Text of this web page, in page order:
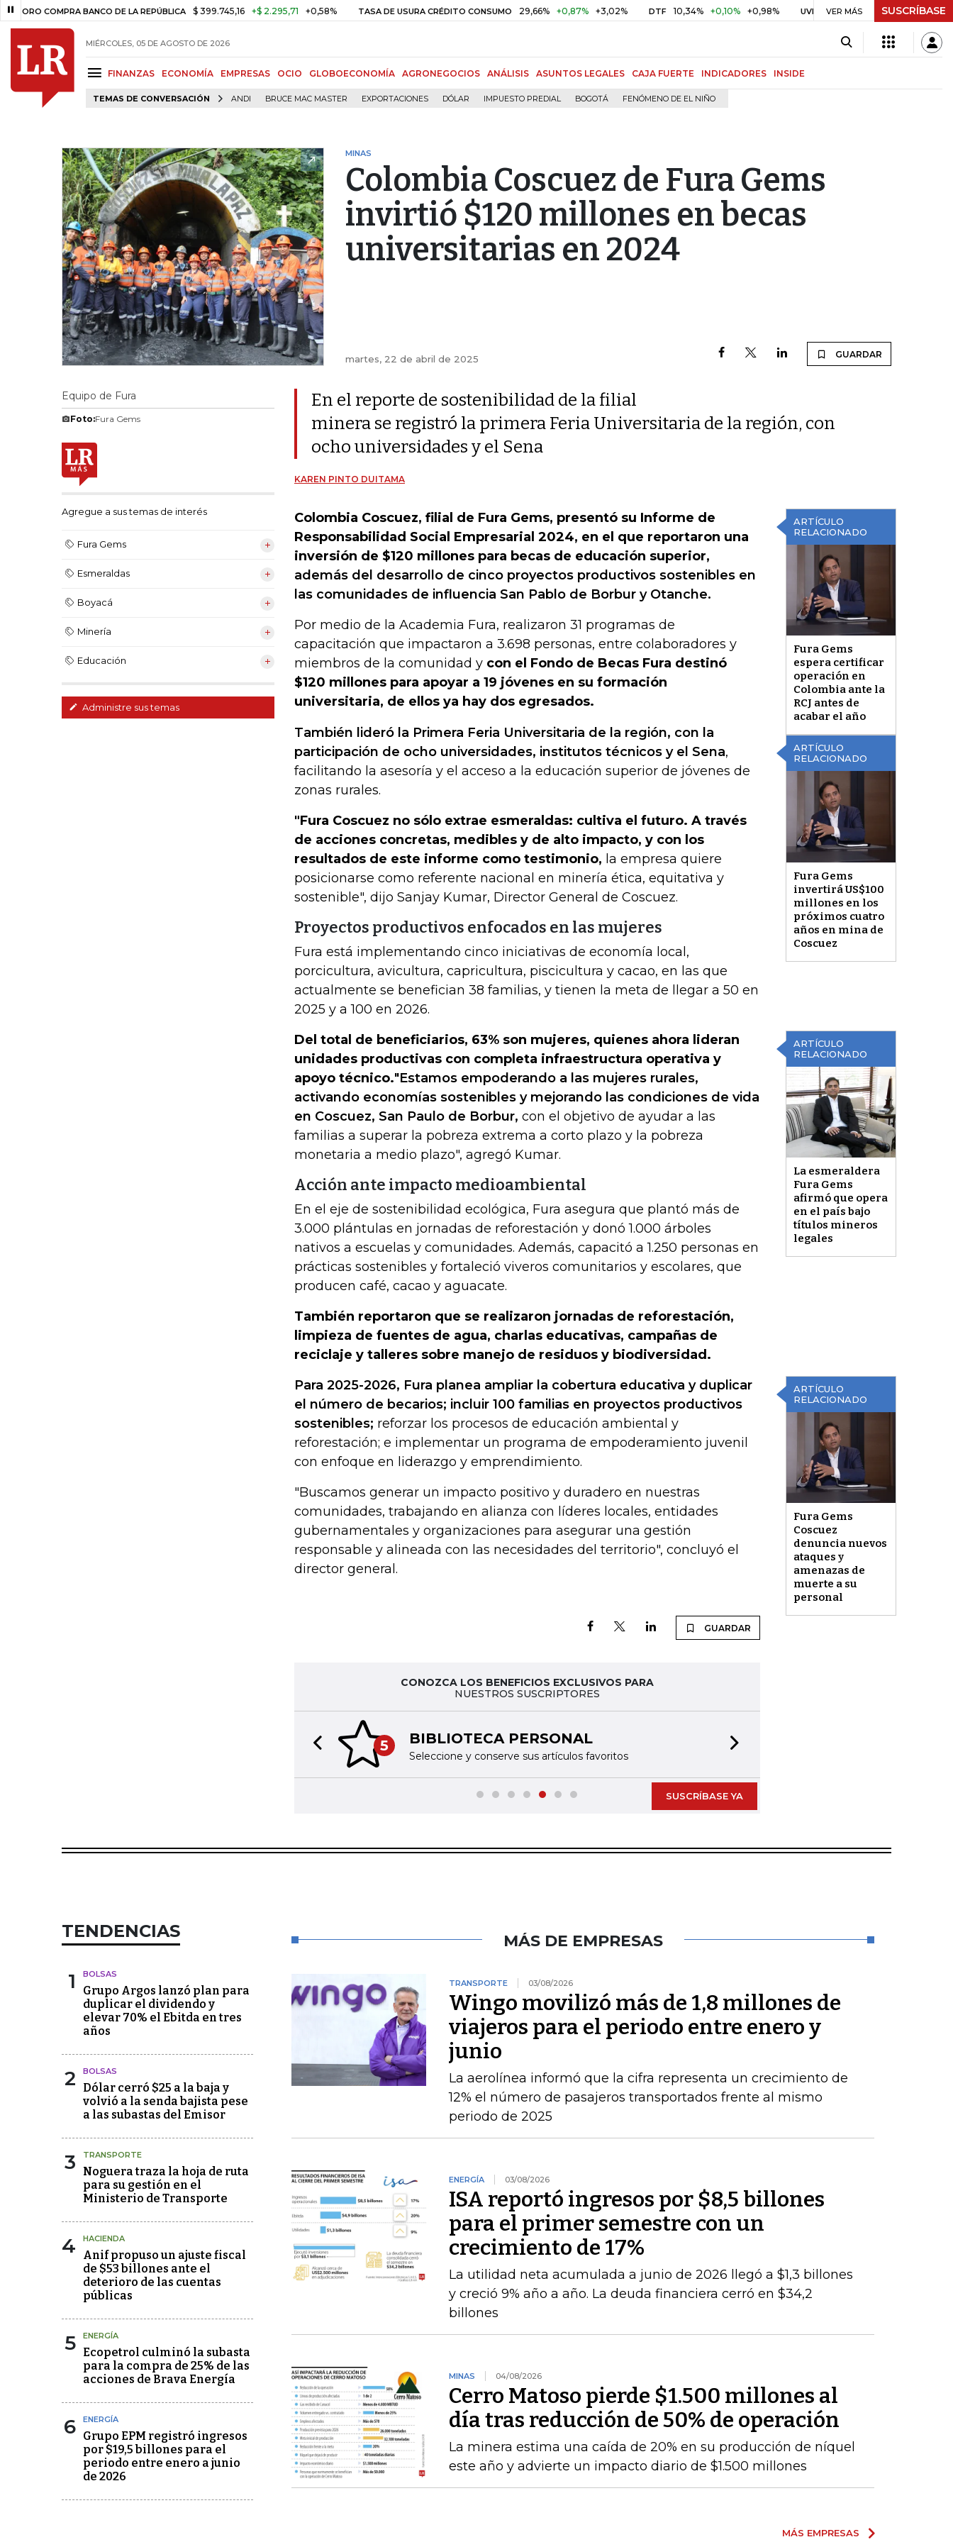
COMPRA BANCO DE LA REPÚBLICA $ 399.745,16 +$ 2.295,71 +0,58% TASA DE USURA CRÉDITO CONSUMO 29,66% +0,87% +3,02% DTF 10,34% +0,10% +0,98% UVR $ 416,86 +$ 0,05 +0,01% BITCOIN
VER MÁS SUSCRÍBASE
MIÉRCOLES, 05 DE AGOSTO DE 2026
FINANZAS ECONOMÍA EMPRESAS OCIO GLOBOECONOMÍA AGRONEGOCIOS ANÁLISIS ASUNTOS LEGALES CAJA FUERTE INDICADORES INSIDE
TEMAS DE CONVERSACIÓN ANDI BRUCE MAC MASTER EXPORTACIONES DÓLAR IMPUESTO PREDIAL BOGOTÁ FENÓMENO DE EL NIÑO
MINAS
Colombia Coscuez de Fura Gems
invirtió $120 millones en becas
universitarias en 2024
martes, 22 de abril de 2025 GUARDAR
Equipo de Fura
Foto:Fura Gems
Agregue a sus temas de interés
Fura Gems
Esmeraldas
Boyacá
Minería
Educación
Administre sus temas
En el reporte de sostenibilidad de la filial
minera se registró la primera Feria Universitaria de la región, con
ocho universidades y el Sena
KAREN PINTO DUITAMA
ARTÍCULO
RELACIONADO
Fura Gems
espera certificar
operación en
Colombia ante la
RCJ antes de
acabar el año
Colombia Coscuez, filial de Fura Gems, presentó su Informe de
Responsabilidad Social Empresarial 2024, en el que reportaron una
inversión de $120 millones para becas de educación superior,
además del desarrollo de cinco proyectos productivos sostenibles en
las comunidades de influencia San Pablo de Borbur y Otanche.
Por medio de la Academia Fura, realizaron 31 programas de
capacitación que impactaron a 3.698 personas, entre colaboradores y
miembros de la comunidad y con el Fondo de Becas Fura destinó
$120 millones para apoyar a 19 jóvenes en su formación
universitaria, de ellos ya hay dos egresados.
ARTÍCULO
RELACIONADO
Fura Gems
invertirá US$100
millones en los
próximos cuatro
años en mina de
Coscuez
También lideró la Primera Feria Universitaria de la región, con la
participación de ocho universidades, institutos técnicos y el Sena,
facilitando la asesoría y el acceso a la educación superior de jóvenes de
zonas rurales.
"Fura Coscuez no sólo extrae esmeraldas: cultiva el futuro. A través
de acciones concretas, medibles y de alto impacto, y con los
resultados de este informe como testimonio, la empresa quiere
posicionarse como referente nacional en minería ética, equitativa y
sostenible", dijo Sanjay Kumar, Director General de Coscuez.
Proyectos productivos enfocados en las mujeres
Fura está implementando cinco iniciativas de economía local,
porcicultura, avicultura, capricultura, piscicultura y cacao, en las que
actualmente se benefician 38 familias, y tienen la meta de llegar a 50 en
2025 y a 100 en 2026.
ARTÍCULO
RELACIONADO
La esmeraldera
Fura Gems
afirmó que opera
en el país bajo
títulos mineros
legales
Del total de beneficiarios, 63% son mujeres, quienes ahora lideran
unidades productivas con completa infraestructura operativa y
apoyo técnico."Estamos empoderando a las mujeres rurales,
activando economías sostenibles y mejorando las condiciones de vida
en Coscuez, San Paulo de Borbur, con el objetivo de ayudar a las
familias a superar la pobreza extrema a corto plazo y la pobreza
monetaria a medio plazo", agregó Kumar.
Acción ante impacto medioambiental
En el eje de sostenibilidad ecológica, Fura asegura que plantó más de
3.000 plántulas en jornadas de reforestación y donó 1.000 árboles
nativos a escuelas y comunidades. Además, capacitó a 1.250 personas en
prácticas sostenibles y fortaleció viveros comunitarios y escolares, que
producen café, cacao y aguacate.
También reportaron que se realizaron jornadas de reforestación,
limpieza de fuentes de agua, charlas educativas, campañas de
reciclaje y talleres sobre manejo de residuos y biodiversidad.
ARTÍCULO
RELACIONADO
Fura Gems
Coscuez
denuncia nuevos
ataques y
amenazas de
muerte a su
personal
Para 2025-2026, Fura planea ampliar la cobertura educativa y duplicar
el número de becarios; incluir 100 familias en proyectos productivos
sostenibles; reforzar los procesos de educación ambiental y
reforestación; e implementar un programa de empoderamiento juvenil
con enfoque en liderazgo y emprendimiento.
"Buscamos generar un impacto positivo y duradero en nuestras
comunidades, trabajando en alianza con líderes locales, entidades
gubernamentales y organizaciones para asegurar una gestión
responsable y alineada con las necesidades del territorio", concluyó el
director general.
GUARDAR
CONOZCA LOS BENEFICIOS EXCLUSIVOS PARA
NUESTROS SUSCRIPTORES
5 BIBLIOTECA PERSONAL
Seleccione y conserve sus artículos favoritos
Previous slide
SUSCRÍBASE YA
TENDENCIAS
1 BOLSAS
Grupo Argos lanzó plan para
duplicar el dividendo y
elevar 70% el Ebitda en tres
años
2 BOLSAS
Dólar cerró $25 a la baja y
volvió a la senda bajista pese
a las subastas del Emisor
3 TRANSPORTE
Noguera traza la hoja de ruta
para su gestión en el
Ministerio de Transporte
4 HACIENDA
Anif propuso un ajuste fiscal
de $53 billones ante el
deterioro de las cuentas
públicas
5 ENERGÍA
Ecopetrol culminó la subasta
para la compra de 25% de las
acciones de Brava Energía
6 ENERGÍA
Grupo EPM registró ingresos
por $19,5 billones para el
periodo entre enero a junio
de 2026
MÁS DE EMPRESAS
TRANSPORTE 03/08/2026
Wingo movilizó más de 1,8 millones de
viajeros para el periodo entre enero y
junio
La aerolínea informó que la cifra representa un crecimiento de
12% el número de pasajeros transportados frente al mismo
periodo de 2025
ENERGÍA 03/08/2026
ISA reportó ingresos por $8,5 billones
para el primer semestre con un
crecimiento de 17%
La utilidad neta acumulada a junio de 2026 llegó a $1,3 billones
y creció 9% año a año. La deuda financiera cerró en $34,2
billones
MINAS 04/08/2026
Cerro Matoso pierde $1.500 millones al
día tras reducción de 50% de operación
La minera estima una caída de 20% en su producción de níquel
este año y advierte un impacto diario de $1.500 millones
MÁS EMPRESAS